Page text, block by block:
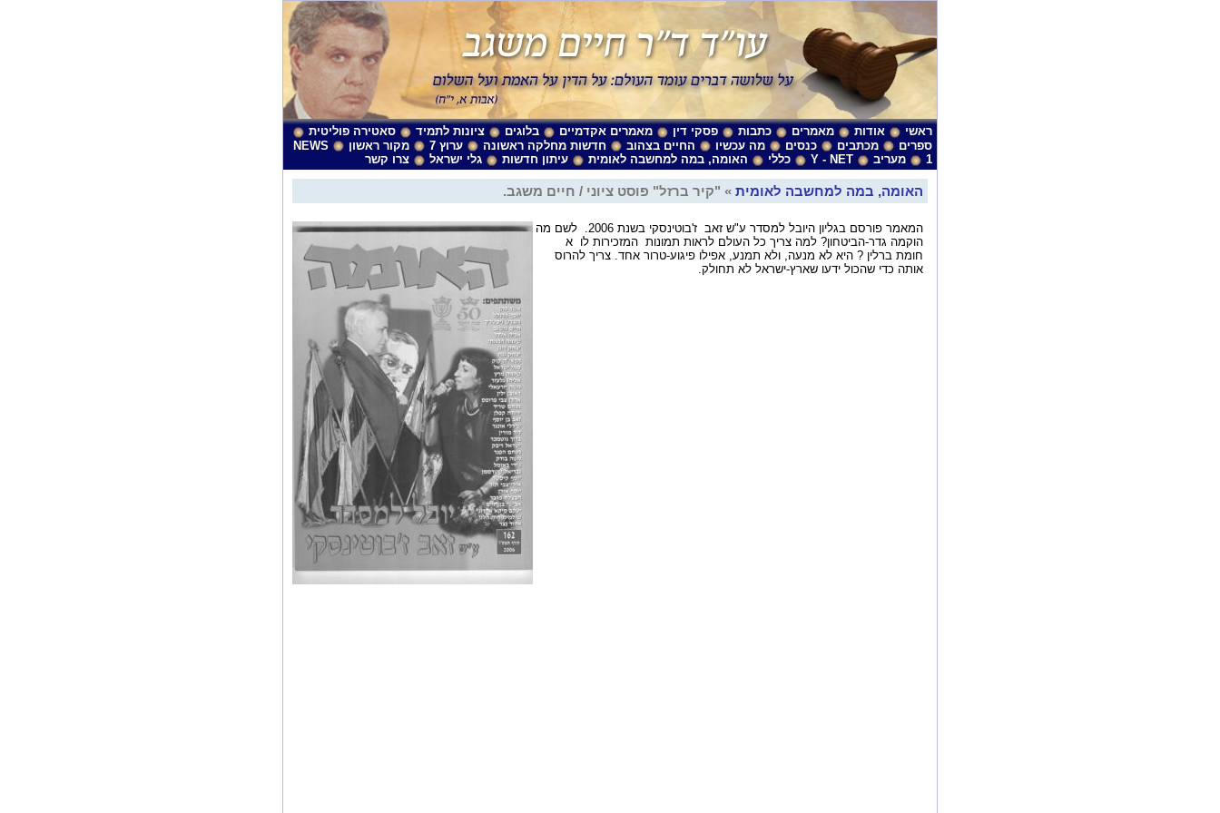
ראשי אודות מאמרים כתבות פסקי דין מאמרים אקדמיים בלוגים ציונות לתמיד
סאטירה פוליטית
ספרים
מכתבים כנסים מה עכשיו החיים בצהוב חדשות מחלקה ראשונה ערוץ 7 מקור ראשון
NEWS
1
מעריב Y - NET כללי האומה, במה למחשבה לאומית עיתון חדשות גלי ישראל צרו קשר
האומה, במה למחשבה לאומית » "קיר ברזל" פוסט ציוני / חיים משגב.
המאמר פורסם בגליון היובל למסדר ע"ש זאב ז'בוטינסקי בשנת 2006. לשם מה
הוקמה גדר-הביטחון? למה צריך כל העולם לראות תמונות המזכירות לו א
חומת ברלין ? היא לא מנעה, ולא תמנע, אפילו פיגוע-טרור אחד. צריך להרוס
אותה כדי שהכול ידעו שארץ-ישראל לא תחולק.